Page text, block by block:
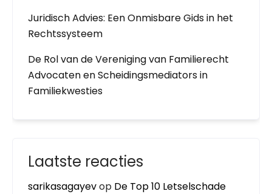
Juridisch Advies: Een Onmisbare Gids in het
Rechtssysteem
De Rol van de Vereniging van Familierecht
Advocaten en Scheidingsmediators in
Familiekwesties
Laatste reacties
sarikasagayevop De Top 10 Letselschade